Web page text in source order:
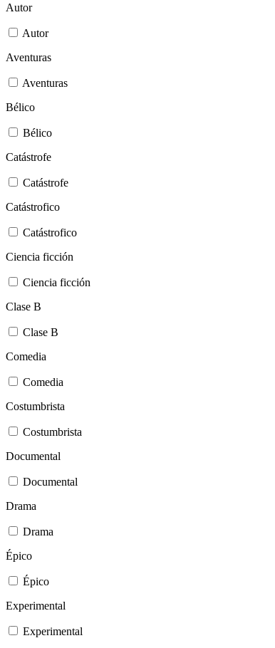
Autor
Autor
Aventuras
Aventuras
Bélico
Bélico
Catástrofe
Catástrofe
Catástrofico
Catástrofico
Ciencia ficción
Ciencia ficción
Clase B
Clase B
Comedia
Comedia
Costumbrista
Costumbrista
Documental
Documental
Drama
Drama
Épico
Épico
Experimental
Experimental